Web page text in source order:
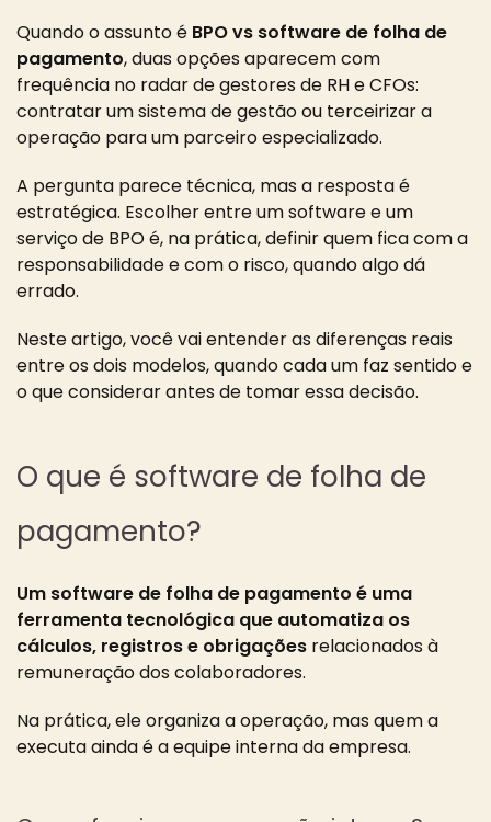
Quando o assunto é BPO vs software de folha de
pagamento, duas opções aparecem com
frequência no radar de gestores de RH e CFOs:
contratar um sistema de gestão ou terceirizar a
operação para um parceiro especializado.
A pergunta parece técnica, mas a resposta é
estratégica. Escolher entre um software e um
serviço de BPO é, na prática, definir quem fica com a
responsabilidade e com o risco, quando algo dá
errado.
Neste artigo, você vai entender as diferenças reais
entre os dois modelos, quando cada um faz sentido e
o que considerar antes de tomar essa decisão.
O que é software de folha de
pagamento?
Um software de folha de pagamento é uma
ferramenta tecnológica que automatiza os
cálculos, registros e obrigações relacionados à
remuneração dos colaboradores.
Na prática, ele organiza a operação, mas quem a
executa ainda é a equipe interna da empresa.